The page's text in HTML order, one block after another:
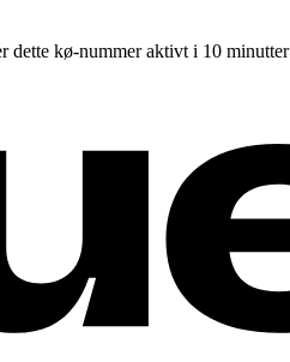
dette kø-nummer aktivt i 10 minutter